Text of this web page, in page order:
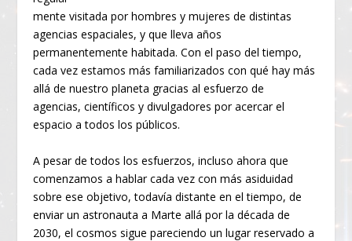
mente visitada por hombres y mujeres de distintas
agencias espaciales, y que lleva años
permanentemente habitada. Con el paso del tiempo,
cada vez estamos más familiarizados con qué hay más
allá de nuestro planeta gracias al esfuerzo de
agencias, científicos y divulgadores por acercar el
espacio a todos los públicos.
A pesar de todos los esfuerzos, incluso ahora que
comenzamos a hablar cada vez con más asiduidad
sobre ese objetivo, todavía distante en el tiempo, de
enviar un astronauta a Marte allá por la década de
2030, el cosmos sigue pareciendo un lugar reservado a